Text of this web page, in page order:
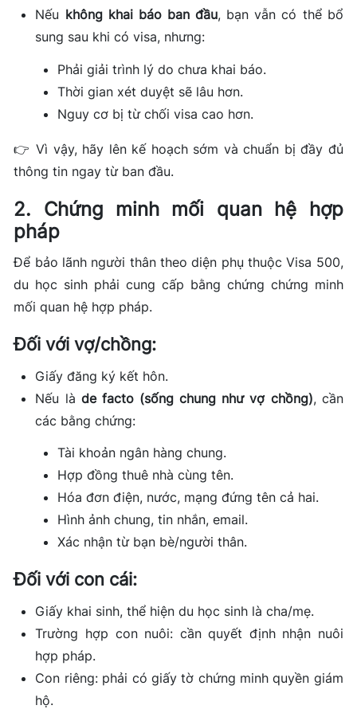
Nếu không khai báo ban đầu, bạn vẫn có thể bổ
sung sau khi có visa, nhưng:
Phải giải trình lý do chưa khai báo.
Thời gian xét duyệt sẽ lâu hơn.
Nguy cơ bị từ chối visa cao hơn.
👉 Vì vậy, hãy lên kế hoạch sớm và chuẩn bị đầy đủ
thông tin ngay từ ban đầu.
2. Chứng minh mối quan hệ hợp
pháp
Để bảo lãnh người thân theo diện phụ thuộc Visa 500,
du học sinh phải cung cấp bằng chứng chứng minh
mối quan hệ hợp pháp.
Đối với vợ/chồng:
Giấy đăng ký kết hôn.
Nếu là de facto (sống chung như vợ chồng), cần
các bằng chứng:
Tài khoản ngân hàng chung.
Hợp đồng thuê nhà cùng tên.
Hóa đơn điện, nước, mạng đứng tên cả hai.
Hình ảnh chung, tin nhắn, email.
Xác nhận từ bạn bè/người thân.
Đối với con cái:
Giấy khai sinh, thể hiện du học sinh là cha/mẹ.
Trường hợp con nuôi: cần quyết định nhận nuôi
hợp pháp.
Con riêng: phải có giấy tờ chứng minh quyền giám
hộ.